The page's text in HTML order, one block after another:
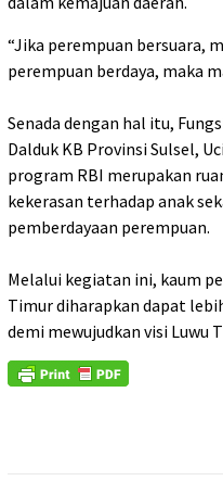
“Jika perempuan bersuara,
perempuan berdaya, maka
‎Senada dengan hal itu,
Dalduk KB Provinsi Sulsel,
program RBI merupakan
kekerasan terhadap anak
pemberdayaan perempuan.
‎Melalui kegiatan ini, kaum
Timur diharapkan dapat
demi mewujudkan visi Luwu